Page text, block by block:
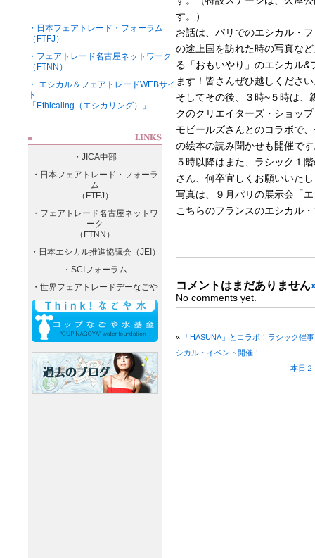
・日本フェアトレード・フォーラム
（FTFJ）
・フェアトレード名古屋ネットワーク
（FTNN）
・ エシカル＆フェアトレードWEBサイ
ト
「Ethicaling（エシカリング）」
・JICA中部
・日本フェアトレード・フォーラ
ム
（FTFJ）
・フェアトレード名古屋ネットワ
ーク
（FTNN）
・日本エシカル推進協議会（JEI）
・SCIフォーラム
・世界フェアトレードデーなごや
す。）
お話は、パリでのエシカル・
の途上国を訪れた時の写真な
る「おもいやり」のエシカル
ます！皆さんぜひ越しくださ
そしてその後、３時~５時は、
クのクリエイターズ・ショッ
モビールズさんとのコラボで
の絵本の読み聞かせも開催で
５時以降はまた、ラシック１
さん、何卒宜しくお願いいた
写真は、９月パリの展示会「
こちらのフランスのエシカル
コメントはまだありません
No comments yet.
«
「HASUNA」とコラボ！ラシック催
シカル・イベント開催！
本日